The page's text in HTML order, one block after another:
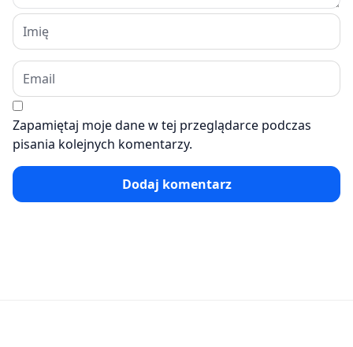
Zapamiętaj moje dane w tej przeglądarce podczas
pisania kolejnych komentarzy.
Dodaj komentarz